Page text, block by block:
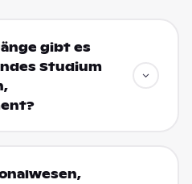
gibt es
Studium